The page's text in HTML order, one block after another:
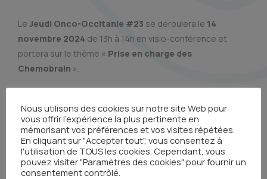
Le Jeudi Onco-Occitanie #23 se déroulera le 14
novembre 2024 de 13h à 14h en visio-conférence et
portera sur le thème « Prise en charge des
Chemobrain ».
prochainement.
Inscrivez-vous dès à présent en cliquant sur le
bouton ci-dessus !
Nous utilisons des cookies sur notre site Web pour
vous offrir l'expérience la plus pertinente en
mémorisant vos préférences et vos visites répétées.
En cliquant sur "Accepter tout", vous consentez à
l'utilisation de TOUS les cookies. Cependant, vous
pouvez visiter "Paramètres des cookies" pour fournir un
consentement contrôlé.